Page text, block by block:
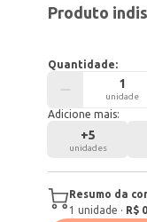
Produto
Quantidade:
unidade
Adicione mais:
+5
unidades
Resumo da
1 unidade · R$